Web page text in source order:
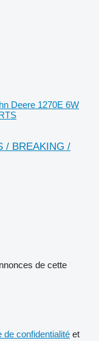
Deere 1270E 6W
/ BREAKING /
de cette
de confidentialité et